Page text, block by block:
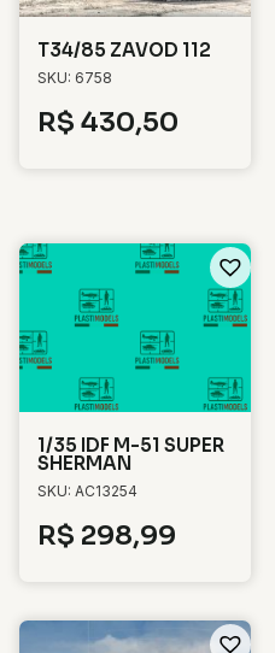
T34/85 ZAVOD 112
SKU: 6758
R$ 430,50
1/35 IDF M-51 SUPER
SHERMAN
SKU: AC13254
R$ 298,99